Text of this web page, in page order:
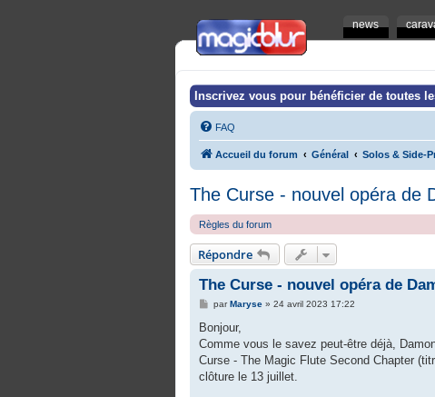
news
Inscrivez vous pour bénéficier de toutes
FAQ
Accueil du forum Général Solos & Side-
The Curse - nouvel opéra de
Règles du forum
Répondre
The Curse - nouvel opéra de
M
s
a
g
parMaryse» 24 avril 2023 17:22
Bonjour,
Comme vous le savez peut-être déjà,
Curse - The Magic Flute Second Chapter
clôture le 13 juillet.